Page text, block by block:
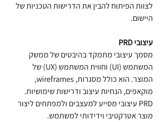
לצוות הפיתוח להבין את הדרישות הטכניות של
היישום.
PRD עיצובי
מסמך עיצובי מתמקד בהיבטים של ממשק
המשתמש (UI) וחווית המשתמש (UX) של
המוצר. הוא כולל מסגרות, wireframes,
מוקאפים, הנחיות עיצוב ודרישות שימושיות.
PRD עיצובי מסייע למעצבים ולמפתחים ליצור
מוצר אטרקטיבי וידידותי למשתמש.